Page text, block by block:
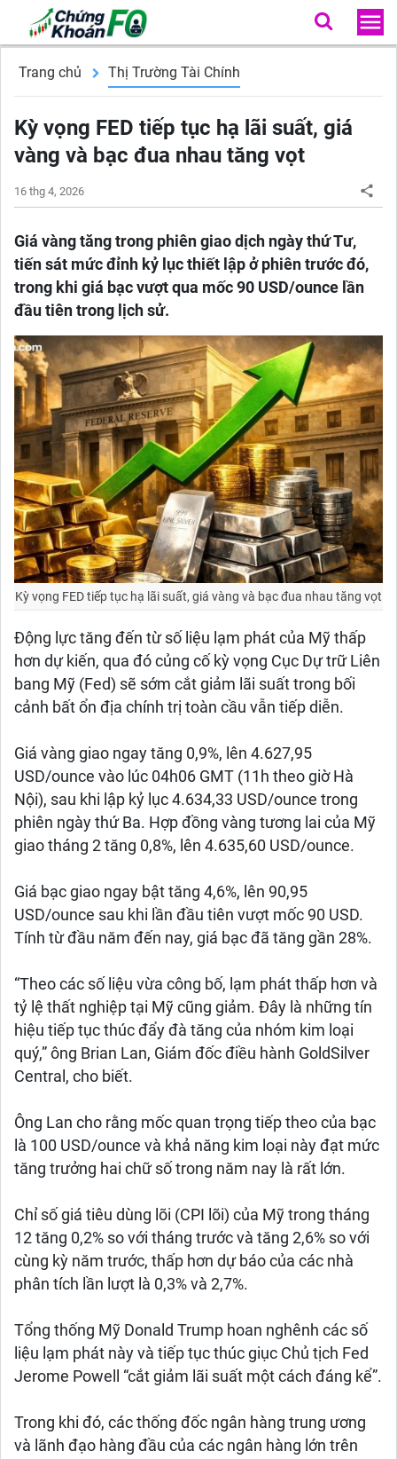
Trang chủ Thị Trường Tài Chính
Kỳ vọng FED tiếp tục hạ lãi suất, giá
vàng và bạc đua nhau tăng vọt
16 thg 4, 2026
Giá vàng tăng trong phiên giao dịch ngày thứ Tư,
tiến sát mức đỉnh kỷ lục thiết lập ở phiên trước đó,
trong khi giá bạc vượt qua mốc 90 USD/ounce lần
đầu tiên trong lịch sử.
Kỳ vọng FED tiếp tục hạ lãi suất, giá vàng và bạc đua nhau tăng vọt
Động lực tăng đến từ số liệu lạm phát của Mỹ thấp
hơn dự kiến, qua đó củng cố kỳ vọng Cục Dự trữ Liên
bang Mỹ (Fed) sẽ sớm cắt giảm lãi suất trong bối
cảnh bất ổn địa chính trị toàn cầu vẫn tiếp diễn.
Giá vàng giao ngay tăng 0,9%, lên 4.627,95
USD/ounce vào lúc 04h06 GMT (11h theo giờ Hà
Nội), sau khi lập kỷ lục 4.634,33 USD/ounce trong
phiên ngày thứ Ba. Hợp đồng vàng tương lai của Mỹ
giao tháng 2 tăng 0,8%, lên 4.635,60 USD/ounce.
Giá bạc giao ngay bật tăng 4,6%, lên 90,95
USD/ounce sau khi lần đầu tiên vượt mốc 90 USD.
Tính từ đầu năm đến nay, giá bạc đã tăng gần 28%.
“Theo các số liệu vừa công bố, lạm phát thấp hơn và
tỷ lệ thất nghiệp tại Mỹ cũng giảm. Đây là những tín
hiệu tiếp tục thúc đẩy đà tăng của nhóm kim loại
quý,” ông Brian Lan, Giám đốc điều hành GoldSilver
Central, cho biết.
Ông Lan cho rằng mốc quan trọng tiếp theo của bạc
là 100 USD/ounce và khả năng kim loại này đạt mức
tăng trưởng hai chữ số trong năm nay là rất lớn.
Chỉ số giá tiêu dùng lõi (CPI lõi) của Mỹ trong tháng
12 tăng 0,2% so với tháng trước và tăng 2,6% so với
cùng kỳ năm trước, thấp hơn dự báo của các nhà
phân tích lần lượt là 0,3% và 2,7%.
Tổng thống Mỹ Donald Trump hoan nghênh các số
liệu lạm phát này và tiếp tục thúc giục Chủ tịch Fed
Jerome Powell “cắt giảm lãi suất một cách đáng kể”.
Trong khi đó, các thống đốc ngân hàng trung ương
và lãnh đạo hàng đầu của các ngân hàng lớn trên